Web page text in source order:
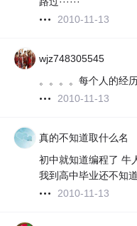
2010-11-13
wjz748305545
。。。。每个人的经
2010-11-13
真的不知道取什么名
初中就知道编程了 牛
我到高中毕业还不知
2010-11-13